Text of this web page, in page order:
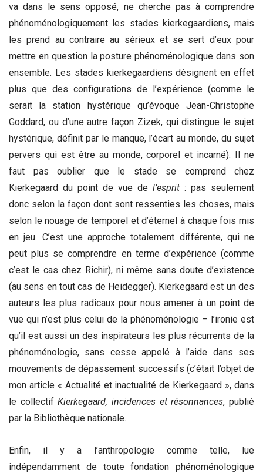
va dans le sens opposé, ne cherche pas à comprendre
phénoménologiquement les stades kierkegaardiens, mais
les prend au contraire au sérieux et se sert d’eux pour
mettre en question la posture phénoménologique dans son
ensemble. Les stades kierkegaardiens désignent en effet
plus que des configurations de l’expérience (comme le
serait la station hystérique qu’évoque Jean-Christophe
Goddard, ou d’une autre façon Zizek, qui distingue le sujet
hystérique, définit par le manque, l’écart au monde, du sujet
pervers qui est être au monde, corporel et incarné). Il ne
faut pas oublier que le stade se comprend chez
Kierkegaard du point de vue de l’esprit : pas seulement
donc selon la façon dont sont ressenties les choses, mais
selon le nouage de temporel et d’éternel à chaque fois mis
en jeu. C’est une approche totalement différente, qui ne
peut plus se comprendre en terme d’expérience (comme
c’est le cas chez Richir), ni même sans doute d’existence
(au sens en tout cas de Heidegger). Kierkegaard est un des
auteurs les plus radicaux pour nous amener à un point de
vue qui n’est plus celui de la phénoménologie – l’ironie est
qu’il est aussi un des inspirateurs les plus récurrents de la
phénoménologie, sans cesse appelé à l’aide dans ses
mouvements de dépassement successifs (c’était l’objet de
mon article « Actualité et inactualité de Kierkegaard », dans
le collectifKierkegaard, incidences et résonnances, publié
par la Bibliothèque nationale.
Enfin, il y a l’anthropologie comme telle, lue
indépendamment de toute fondation phénoménologique